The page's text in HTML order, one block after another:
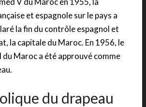
et espagnole sur le pays a
la fin du contrôle espagnol et
la capitale du Maroc. En 1956, le
du Maroc a été approuvé comme
du drapeau